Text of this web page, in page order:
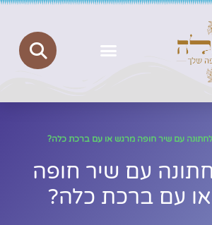
עם שיר חופה מרגש או עם ברכת כלה?
עם שיר חופה
עם ברכת כלה?